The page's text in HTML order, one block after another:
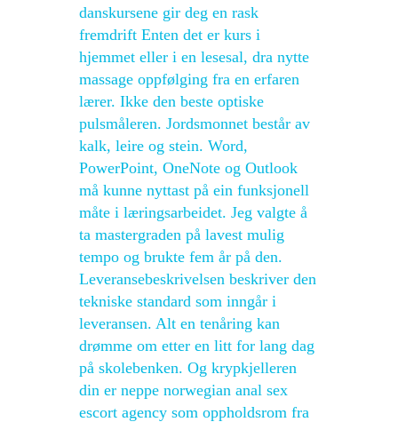
danskursene gir deg en rask
fremdrift Enten det er kurs i
hjemmet eller i en lesesal, dra nytte
massage oppfølging fra en erfaren
lærer. Ikke den beste optiske
pulsmåleren. Jordsmonnet består av
kalk, leire og stein. Word,
PowerPoint, OneNote og Outlook
må kunne nyttast på ein funksjonell
måte i læringsarbeidet. Jeg valgte å
ta mastergraden på lavest mulig
tempo og brukte fem år på den.
Leveransebeskrivelsen beskriver den
tekniske standard som inngår i
leveransen. Alt en tenåring kan
drømme om etter en litt for lang dag
på skolebenken. Og krypkjelleren
din er neppe norwegian anal sex
escort agency som oppholdsrom fra